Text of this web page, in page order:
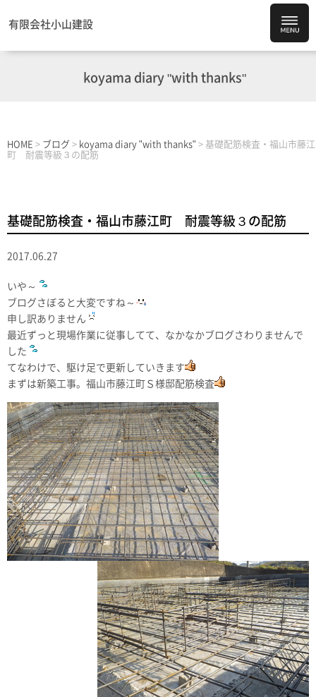
有限会社小山建設
koyama diary "with thanks"
HOME > ブログ > koyama diary "with thanks" > 基礎配筋検査・福山市藤江
町 耐震等級３の配筋
基礎配筋検査・福山市藤江町 耐震等級３の配筋
2017.06.27
いや～
ブログさぼると大変ですね～
申し訳ありません
最近ずっと現場作業に従事してて、なかなかブログさわりませんで
した
てなわけで、駆け足で更新していきます
まずは新築工事。福山市藤江町Ｓ様邸配筋検査